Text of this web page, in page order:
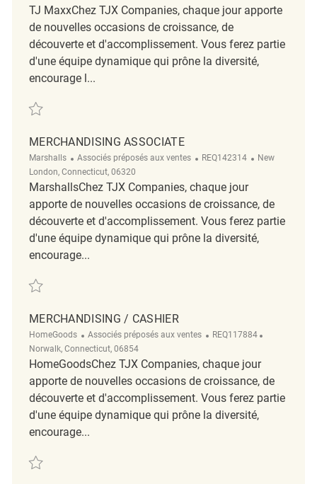
TJ MaxxChez TJX Companies, chaque jour apporte
de nouvelles occasions de croissance, de
découverte et d'accomplissement. Vous ferez partie
d'une équipe dynamique qui prône la diversité,
encourage l...
Sauvegarder Merchandising Associate REQ127897
MERCHANDISING ASSOCIATE
Marshalls Catégorie
Associés préposés aux ventes ReqId
REQ142314 Emplacement
New
London, Connecticut, 06320
MarshallsChez TJX Companies, chaque jour
apporte de nouvelles occasions de croissance, de
découverte et d'accomplissement. Vous ferez partie
d'une équipe dynamique qui prône la diversité,
encourage...
Sauvegarder Merchandising Associate REQ142314
MERCHANDISING / CASHIER
HomeGoods Catégorie
Associés préposés aux ventes ReqId
REQ117884
Norwalk, Connecticut, 06854
HomeGoodsChez TJX Companies, chaque jour
apporte de nouvelles occasions de croissance, de
découverte et d'accomplissement. Vous ferez partie
d'une équipe dynamique qui prône la diversité,
encourage...
Sauvegarder merchandising / Cashier REQ117884